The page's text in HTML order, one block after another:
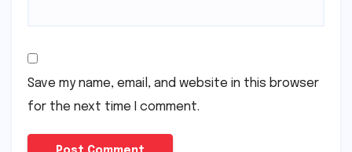
Save my name, email, and website in this browser
for the next time I comment.